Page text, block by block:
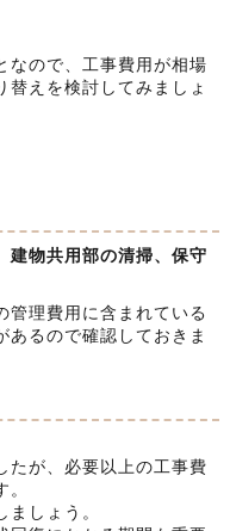
なので、工事費用が相場
替えを検討してみましょ
建物共用部の清掃、保守
管理費用に含まれている
あるので確認しておきま
たが、必要以上の工事費
しょう。